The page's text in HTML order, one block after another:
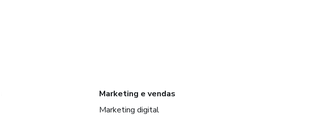
Marketing e vendas
Marketing digital